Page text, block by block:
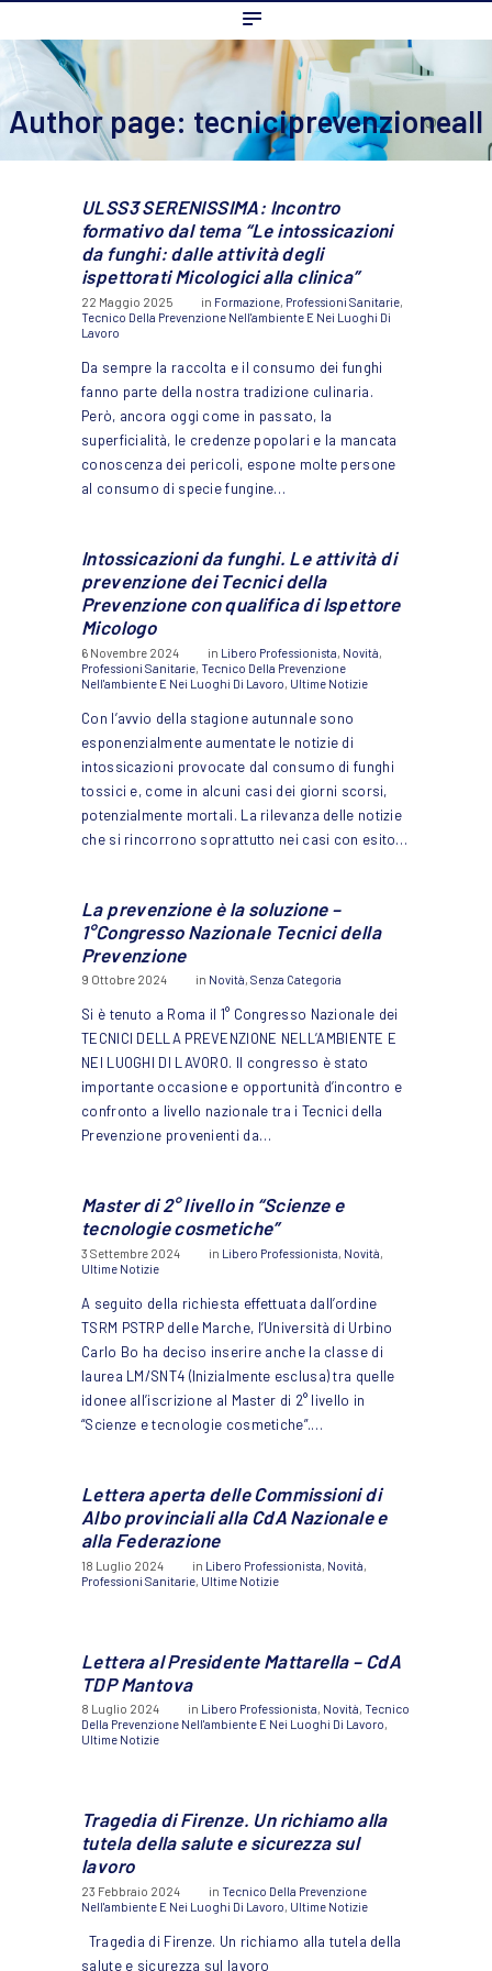
Author page: tecniciprevenzioneall
L’ordine
Ambito Professionale
Formazione
Contatti
ULSS3 SERENISSIMA: Incontro
formativo dal tema “Le intossicazioni
da funghi: dalle attività degli
ispettorati Micologici alla clinica”
22 Maggio 2025 in Formazione, Professioni Sanitarie,
Tecnico Della Prevenzione Nell'ambiente E Nei Luoghi Di
Lavoro
Da sempre la raccolta e il consumo dei funghi
fanno parte della nostra tradizione culinaria.
Però, ancora oggi come in passato, la
superficialità, le credenze popolari e la mancata
conoscenza dei pericoli, espone molte persone
al consumo di specie fungine…
Intossicazioni da funghi. Le attività di
prevenzione dei Tecnici della
Prevenzione con qualifica di Ispettore
Micologo
6 Novembre 2024 in Libero Professionista Novità
Professioni Sanitarie Tecnico Della Prevenzione
Nell'ambiente E Nei Luoghi Di Lavoro Ultime Notizie
Con l’avvio della stagione autunnale sono
esponenzialmente aumentate le notizie di
intossicazioni provocate dal consumo di funghi
tossici e, come in alcuni casi dei giorni scorsi,
potenzialmente mortali. La rilevanza delle notizie
che si rincorrono soprattutto nei casi con esito…
La prevenzione è la soluzione –
1°Congresso Nazionale Tecnici della
Prevenzione
9 Ottobre 2024 in Novità,Senza Categoria
Si è tenuto a Roma il 1° Congresso Nazionale dei
TECNICI DELLA PREVENZIONE NELL’AMBIENTE E
NEI LUOGHI DI LAVORO. Il congresso è stato
importante occasione e opportunità d’incontro e
confronto a livello nazionale tra i Tecnici della
Prevenzione provenienti da…
Master di 2° livello in “Scienze e
tecnologie cosmetiche”
3 Settembre 2024 in Libero Professionista, Novità,
Ultime Notizie
A seguito della richiesta effettuata dall’ordine
TSRM PSTRP delle Marche, l’Università di Urbino
Carlo Bo ha deciso inserire anche la classe di
laurea LM/SNT4 (Inizialmente esclusa) tra quelle
idonee all’iscrizione al Master di 2° livello in
“Scienze e tecnologie cosmetiche”.…
Lettera aperta delle Commissioni di
Albo provinciali alla CdA Nazionale e
alla Federazione
18 Luglio 2024 in Libero Professionista Novità
Professioni Sanitarie Ultime Notizie
Lettera al Presidente Mattarella – CdA
TDP Mantova
8 Luglio 2024 in Libero Professionista, Novità, Tecnico
Della Prevenzione Nell'ambiente E Nei Luoghi Di Lavoro,
Ultime Notizie
Tragedia di Firenze. Un richiamo alla
tutela della salute e sicurezza sul
lavoro
23 Febbraio 2024 in Tecnico Della Prevenzione
Nell'ambiente E Nei Luoghi Di Lavoro, Ultime Notizie
Tragedia di Firenze. Un richiamo alla tutela della
salute e sicurezza sul lavoro